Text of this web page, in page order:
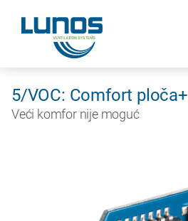
navigation
navigation
5/VOC: Comfort ploča+
Veći komfor nije moguć